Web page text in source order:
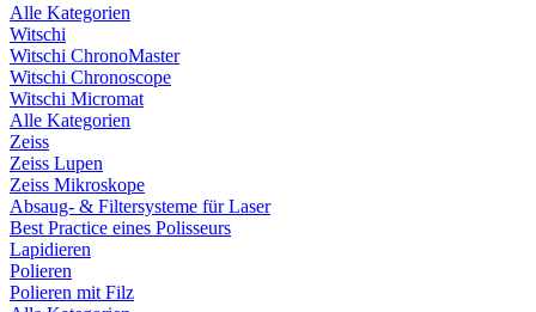
Alle Kategorien
Witschi
Witschi ChronoMaster
Witschi Chronoscope
Witschi Micromat
Alle Kategorien
Zeiss
Zeiss Lupen
Zeiss Mikroskope
Absaug- & Filtersysteme für Laser
Best Practice eines Polisseurs
Lapidieren
Polieren
Polieren mit Filz